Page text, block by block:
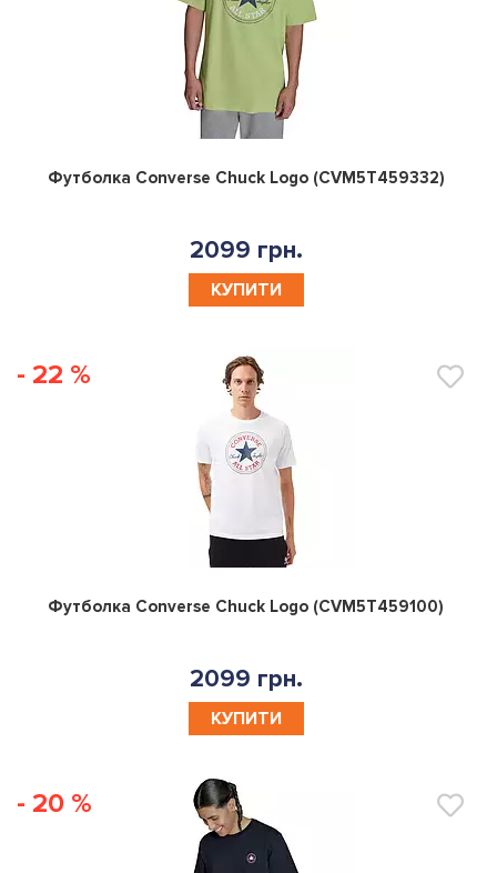
0
Футболка Converse Chuck Logo (CVM5T459332)
2099 грн.
КУПИТИ
- 22 %
0
Футболка Converse Chuck Logo (CVM5T459100)
2099 грн.
КУПИТИ
- 20 %